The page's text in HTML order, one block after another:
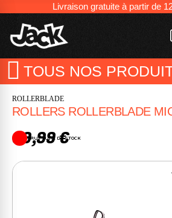
Livraison gratuite à partir de
TOUS NOS
ROLLERBLADE
ROLLERS ROLLERBLADE
99,99 €
RUPTURE DE STOCK